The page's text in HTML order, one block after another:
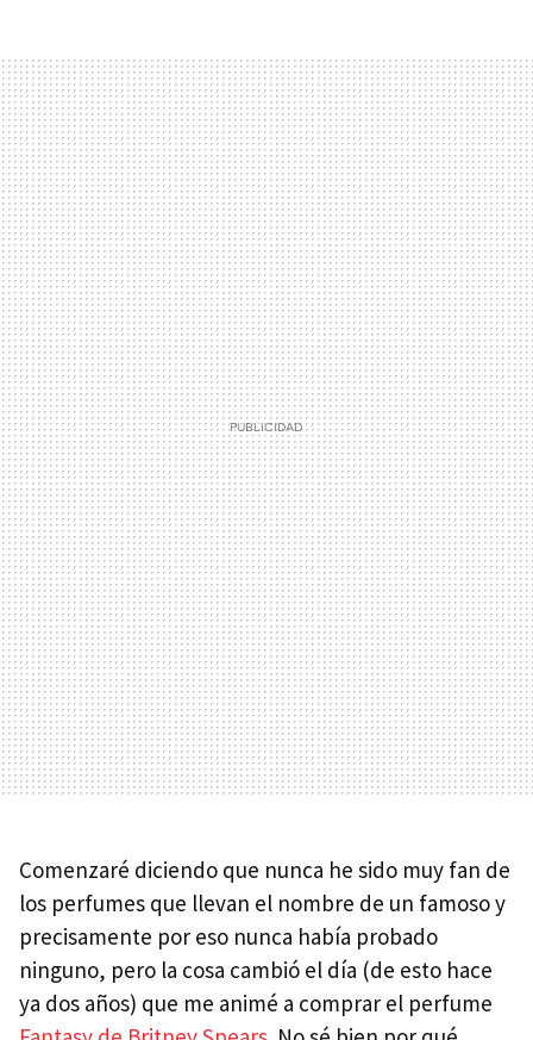
Comenzaré diciendo que nunca he sido muy fan de
los perfumes que llevan el nombre de un famoso y
precisamente por eso nunca había probado
ninguno, pero la cosa cambió el día (de esto hace
ya dos años) que me animé a comprar el perfume